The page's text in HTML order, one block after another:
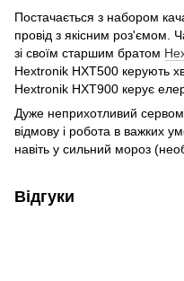
Постачається з набором
провід з якісним роз'ємом.
зі своїм старшим братом
Hextronik HXT500 керують
Hextronik HXT900 керує
Дуже неприхотливий
відмову і робота в важких
навіть у сильний мороз
Відгуки